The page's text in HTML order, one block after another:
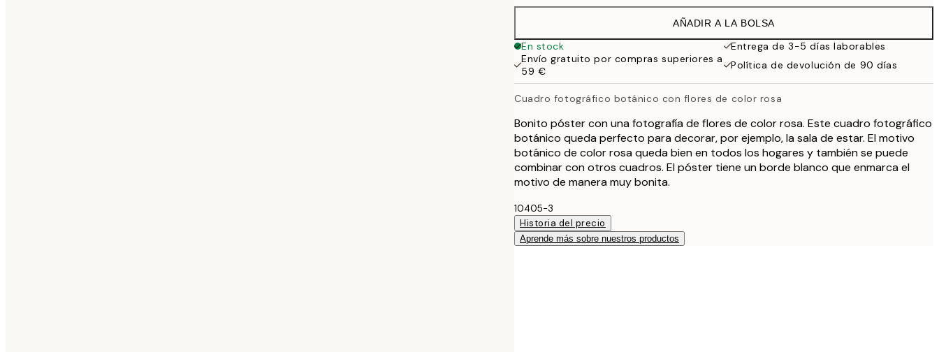
AÑADIR A LA BOLSA
En stock
Entrega de 3-5 días laborables
Envío gratuito por compras superiores a
59 €
Política de devolución de 90 días
Cuadro fotográfico botánico con flores de color rosa
Bonito póster con una fotografía de flores de color rosa. Este cuadro fotográfico
botánico queda perfecto para decorar, por ejemplo, la sala de estar. El motivo
botánico de color rosa queda bien en todos los hogares y también se puede
combinar con otros cuadros. El póster tiene un borde blanco que enmarca el
motivo de manera muy bonita.
10405-3
Historia del precio
Aprende más sobre nuestros productos